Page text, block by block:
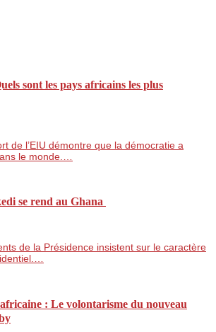
sont les pays africains les plus
de l’EIU démontre que la démocratie a
le monde.…
se rend au Ghana
de la Présidence insistent sur le caractère
: Le volontarisme du nouveau